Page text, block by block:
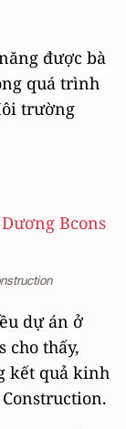
được bà
quá trình
trường
dự án ở
cho thấy,
kết quả kinh